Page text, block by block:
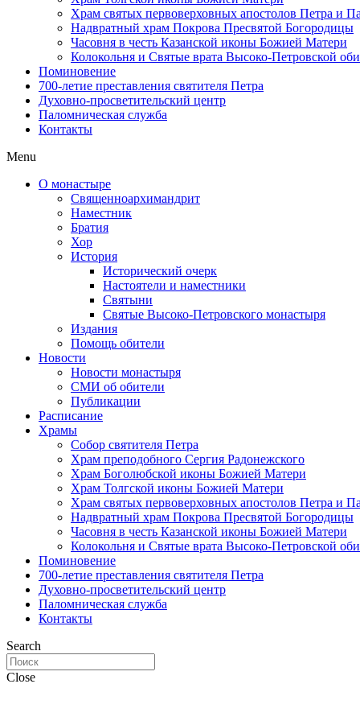
Храм святых первоверховных апостолов Петра и
Надвратный храм Покрова Пресвятой Богородицы
Часовня в честь Казанской иконы Божией Матери
Колокольня и Святые врата Высоко-Петровской
Поминовение
700-летие преставления святителя Петра
Духовно-просветительский центр
Паломническая служба
Контакты
Menu
О монастыре
Священноархимандрит
Наместник
Братия
Хор
История
Исторический очерк
Настоятели и наместники
Святыни
Святые Высоко-Петровского монастыря
Издания
Помощь обители
Новости
Новости монастыря
СМИ об обители
Публикации
Расписание
Храмы
Собор святителя Петра
Храм преподобного Сергия Радонежского
Храм Боголюбской иконы Божией Матери
Храм Толгской иконы Божией Матери
Храм святых первоверховных апостолов Петра и
Надвратный храм Покрова Пресвятой Богородицы
Часовня в честь Казанской иконы Божией Матери
Колокольня и Святые врата Высоко-Петровской
Поминовение
700-летие преставления святителя Петра
Духовно-просветительский центр
Паломническая служба
Контакты
Search
Close